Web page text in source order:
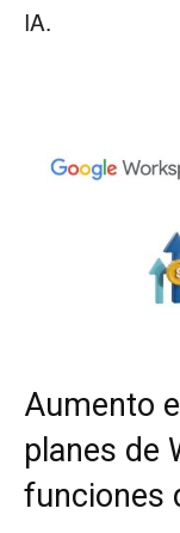
IA.
Aumento
planes de
funciones